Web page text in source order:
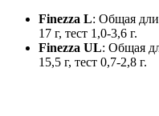
Finezza L: Общая
17 г, тест 1,0-3,6 г.
Finezza UL: Общая
15,5 г, тест 0,7-2,8 г.